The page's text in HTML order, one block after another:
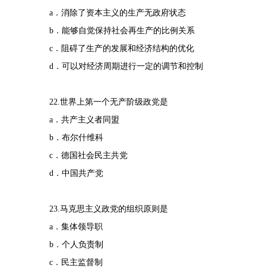
a．消除了资本主义的生产无政府状态
b．能够自觉保持社会再生产的比例关系
c．阻碍了生产的发展和经济结构的优化
d．可以对经济周期进行一定的调节和控制
22.世界上第一个无产阶级政党是
a．共产主义者同盟
b．布尔什维科
c．德国社会民主共党
d．中国共产党
23.马克思主义政党的组织原则是
a．集体领导职
b．个人负责制
c．民主监督制